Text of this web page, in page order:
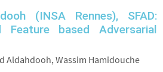
(INSA Rennes), SFAD:
Feature based Adversarial
Aldahdooh, Wassim Hamidouche